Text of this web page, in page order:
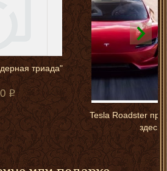
триада"
Tesla Roadster
здесь